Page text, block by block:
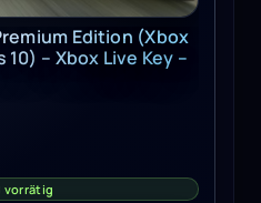
Edition (Xbox
– Xbox Live Key –
vorrätig